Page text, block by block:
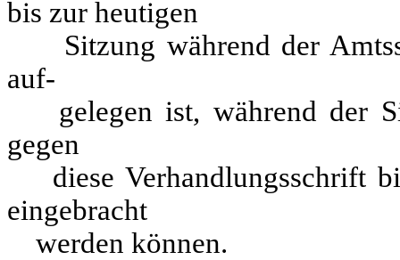
bis zur heutigen
Sitzung während der
auf-
gelegen ist, während der
gegen
diese Verhandlungsschrift
eingebracht
werden können.